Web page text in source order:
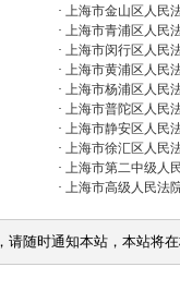
· 上海市金山区人民
· 上海市青浦区人民
· 上海市闵行区人民
· 上海市黄浦区人民
· 上海市杨浦区人民
· 上海市普陀区人民
· 上海市静安区人民
· 上海市徐汇区人民
· 上海市第二中级人
· 上海市高级人民法
请随时通知本站，本站将